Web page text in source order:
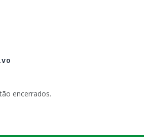
encerrados.